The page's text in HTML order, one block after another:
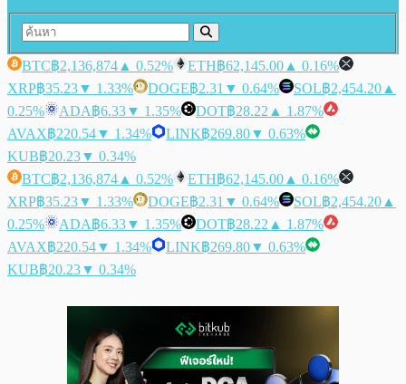
BTC฿2,136,874 ▲ 0.52% ETH฿62,145.00 ▲ 0.16%
XRP฿35.23▼ 1.33% DOGE฿2.31 ▼ 0.64% SOL฿2,454.20 ▲
0.25%
ADA฿6.33▼ 1.35% DOT฿28.22 ▲ 1.87%
AVAX฿220.54▼ 1.34% LINK฿269.80▼ 0.63%
KUB฿20.23▼ 0.34%
BTC฿2,136,874 ▲ 0.52% ETH฿62,145.00 ▲ 0.16%
XRP฿35.23▼ 1.33% DOGE฿2.31 ▼ 0.64% SOL฿2,454.20 ▲
0.25%
ADA฿6.33▼ 1.35% DOT฿28.22 ▲ 1.87%
AVAX฿220.54▼ 1.34% LINK฿269.80▼ 0.63%
KUB฿20.23▼ 0.34%